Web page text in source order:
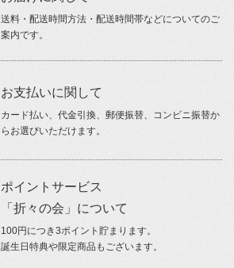
送料・配送時間方法・配送時間帯などについてのご
案内です。
お支払いに関して
カード払い、代金引換、郵便振替、コンビニ振替か
らお選びいただけます。
ポイントサービス
「折々の会」について
100円につき3ポイント貯まります。
誕生日特典や限定商品もございます。